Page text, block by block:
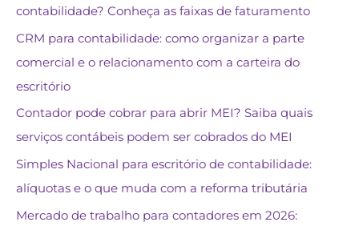
contabilidade? Conheça as faixas de faturamento
CRM para contabilidade: como organizar a parte
comercial e o relacionamento com a carteira do
escritório
Contador pode cobrar para abrir MEI? Saiba quais
serviços contábeis podem ser cobrados do MEI
Simples Nacional para escritório de contabilidade:
alíquotas e o que muda com a reforma tributária
Mercado de trabalho para contadores em 2026: